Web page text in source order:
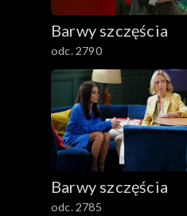
Barwy szczęścia
odc. 2790
Barwy szczęścia
odc. 2785